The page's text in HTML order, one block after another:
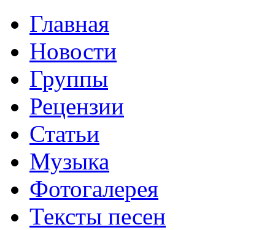
Главная
Новости
Группы
Рецензии
Статьи
Музыка
Фотогалерея
Тексты песен